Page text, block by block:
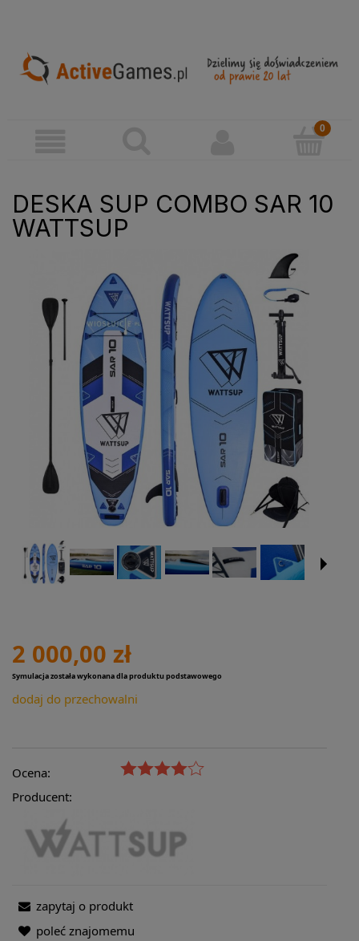
DESKA SUP COMBO SAR 10
WATTSUP
2 000,00 zł
Symulacja została wykonana dla produktu podstawowego
dodaj do przechowalni
Ocena:
Producent:
zapytaj o produkt
poleć znajomemu